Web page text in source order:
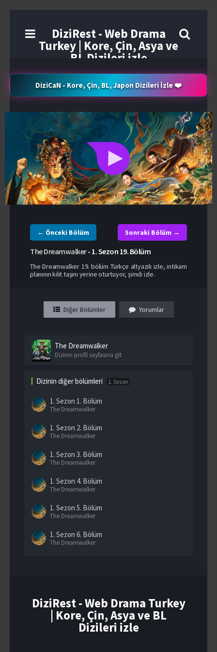
DiziRest - Web Drama
Turkey | Kore, Çin, Asya ve
BL Dizileri izle
DiziCaN - Kore, Çin, BL, Japon Dizileri İzle ❤️
← Önceki Bölüm Sonraki Bölüm →
The Dreamwalker- 1. Sezon 19. Bölüm
The Dreamwalker 19. bölüm Türkçe altyazılı izle, intikam
planının kilit taşını yerine oturtuyor, şimdi izle.
Diğer Bölümler Yorumlar
The Dreamwalker
Dizinin profil sayfasına git
Dizinin diğer bölümleri 1. Sezon
1. Sezon 1. Bölüm
The Dreamwalker
1. Sezon 2. Bölüm
The Dreamwalker
1. Sezon 3. Bölüm
The Dreamwalker
1. Sezon 4. Bölüm
The Dreamwalker
1. Sezon 5. Bölüm
The Dreamwalker
1. Sezon 6. Bölüm
The Dreamwalker
1. Sezon9. Bölüm
The Dreamwalker
DiziRest - Web Drama Turkey
| Kore, Çin, Asya ve BL
Dizileri izle